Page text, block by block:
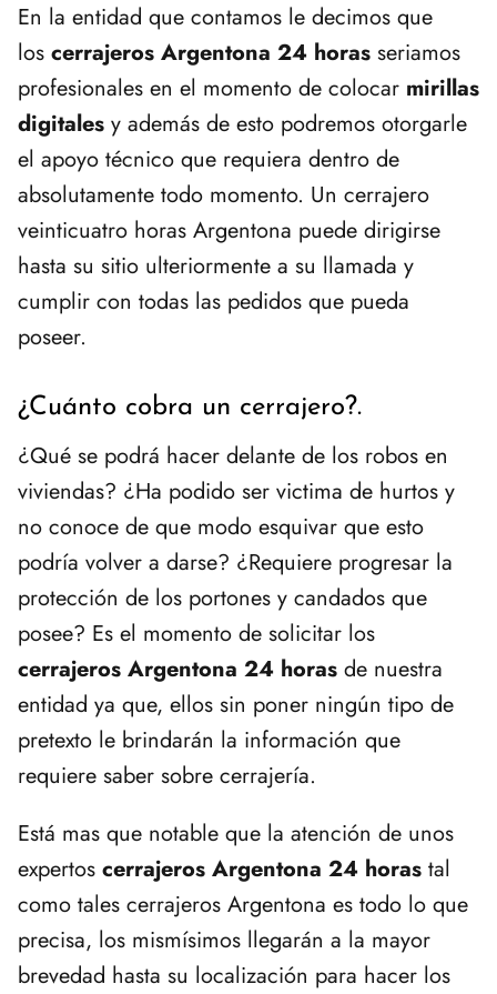
En la entidad que contamos le decimos que
los cerrajeros Argentona 24 horas seriamos
profesionales en el momento de colocar mirillas
digitales y además de esto podremos otorgarle
el apoyo técnico que requiera dentro de
absolutamente todo momento. Un cerrajero
veinticuatro horas Argentona puede dirigirse
hasta su sitio ulteriormente a su llamada y
cumplir con todas las pedidos que pueda
poseer.
¿Cuánto cobra un cerrajero?.
¿Qué se podrá hacer delante de los robos en
viviendas? ¿Ha podido ser victima de hurtos y
no conoce de que modo esquivar que esto
podría volver a darse? ¿Requiere progresar la
protección de los portones y candados que
posee? Es el momento de solicitar los
cerrajeros Argentona 24 horas de nuestra
entidad ya que, ellos sin poner ningún tipo de
pretexto le brindarán la información que
requiere saber sobre cerrajería.
Está mas que notable que la atención de unos
expertos cerrajeros Argentona 24 horas tal
como tales cerrajeros Argentona es todo lo que
precisa, los mismísimos llegarán a la mayor
brevedad hasta su localización para hacer los